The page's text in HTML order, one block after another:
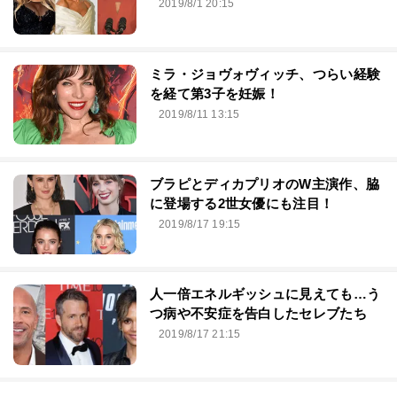
2019/8/1 20:15
ミラ・ジョヴォヴィッチ、つらい経験
を経て第3子を妊娠！
2019/8/11 13:15
ブラピとディカプリオのW主演作、脇
に登場する2世女優にも注目！
2019/8/17 19:15
人一倍エネルギッシュに見えても…う
つ病や不安症を告白したセレブたち
2019/8/17 21:15